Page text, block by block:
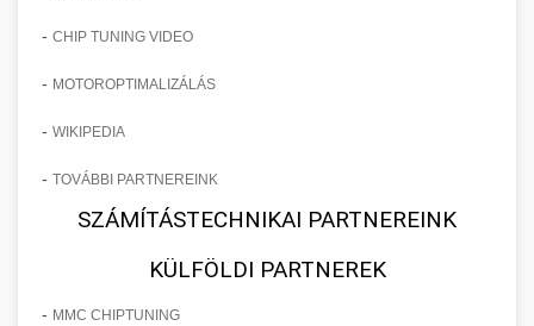
- CHIP TUNING VIDEO
- MOTOROPTIMALIZÁLÁS
- WIKIPEDIA
- TOVÁBBI PARTNEREINK
SZÁMÍTÁSTECHNIKAI PARTNEREINK
KÜLFÖLDI PARTNEREK
- MMC CHIPTUNING